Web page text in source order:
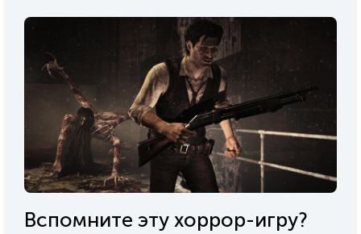
Вспомните эту хоррор-игру?